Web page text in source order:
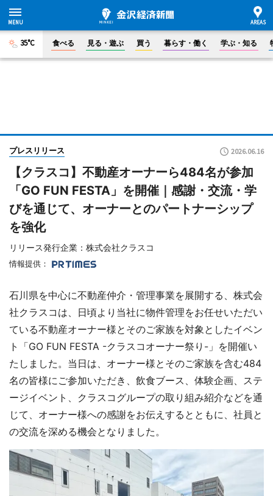
35°C 食べる 見る・遊ぶ 買う 暮らす・働く 学ぶ・知る
プレスリリース 2026.06.16
【クラスコ】不動産オーナーら484名が参加
「GO FUN FESTA」を開催｜感謝・交流・学
びを通じて、オーナーとのパートナーシップ
を強化
リリース発行企業：株式会社クラスコ
情報提供：
石川県を中心に不動産仲介・管理事業を展開する、株式会
社クラスコは、日頃より当社に物件管理をお任せいただい
ている不動産オーナー様とそのご家族を対象としたイベン
ト「GO FUN FESTA -クラスコオーナー祭り-」を開催い
たしました。当日は、オーナー様とそのご家族を含む484
名の皆様にご参加いただき、飲食ブース、体験企画、ステ
ージイベント、クラスコグループの取り組み紹介などを通
じて、オーナー様への感謝をお伝えするとともに、社員と
の交流を深める機会となりました。